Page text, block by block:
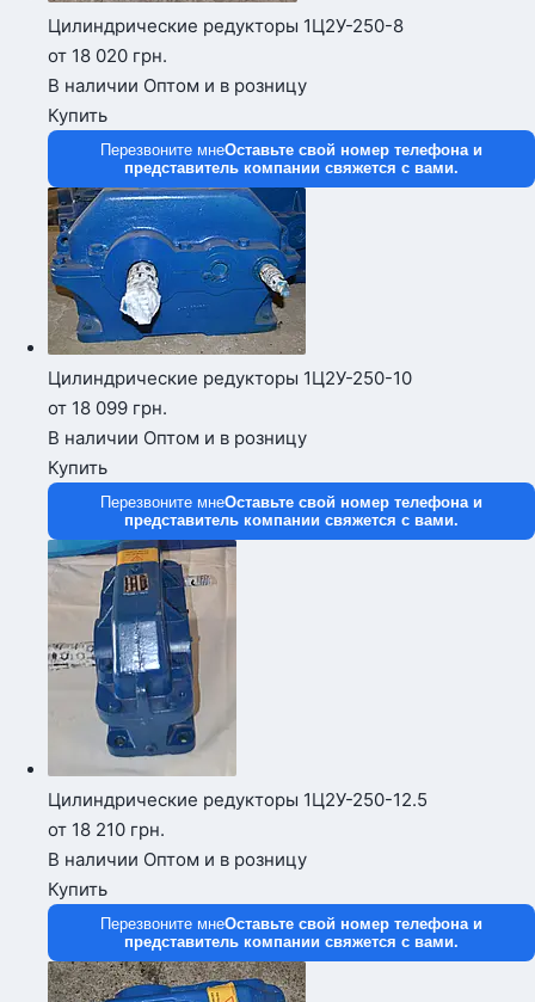
Цилиндрические редукторы 1Ц2У-250-8
от 18 020 грн.
В наличии Оптом и в розницу
Купить
Перезвоните мнеОставьте свой номер телефона и
представитель компании свяжется с вами.
Цилиндрические редукторы 1Ц2У-250-10
от 18 099 грн.
В наличии Оптом и в розницу
Купить
Перезвоните мнеОставьте свой номер телефона и
представитель компании свяжется с вами.
Цилиндрические редукторы 1Ц2У-250-12.5
от 18 210 грн.
В наличии Оптом и в розницу
Купить
Перезвоните мнеОставьте свой номер телефона и
представитель компании свяжется с вами.